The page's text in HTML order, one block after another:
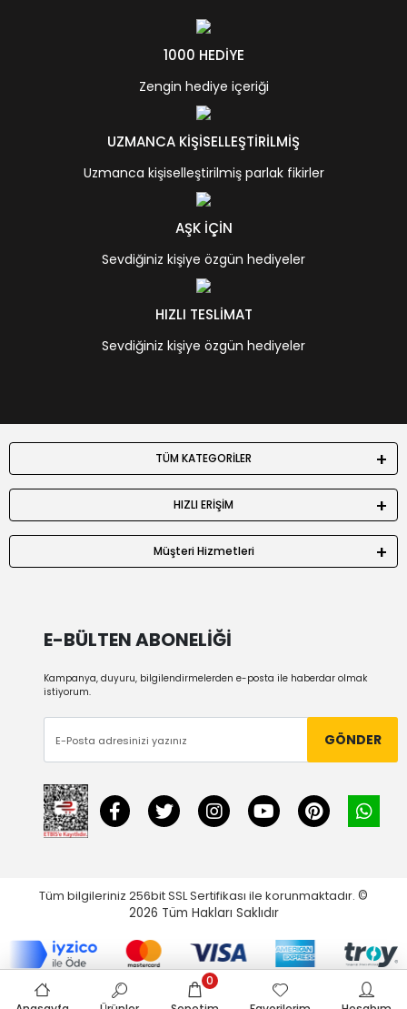
1000 HEDİYE
Zengin hediye içeriği
UZMANCA KİŞİSELLEŞTİRİLMİŞ
Uzmanca kişiselleştirilmiş parlak fikirler
AŞK İÇİN
Sevdiğiniz kişiye özgün hediyeler
HIZLI TESLİMAT
Sevdiğiniz kişiye özgün hediyeler
TÜM KATEGORİLER
HIZLI ERİŞİM
Müşteri Hizmetleri
E-BÜLTEN ABONELİĞİ
Kampanya, duyuru, bilgilendirmelerden e-posta ile haberdar olmak
istiyorum.
GÖNDER
Tüm bilgileriniz 256bit SSL Sertifikası ile korunmaktadır. ©
2026 Tüm Hakları Saklıdır
0